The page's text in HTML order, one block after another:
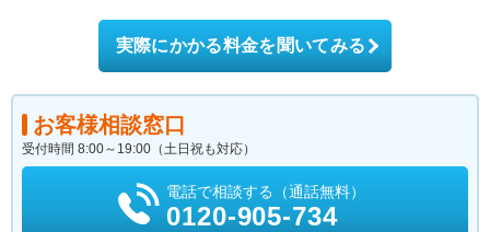
実際にかかる料金を聞いてみる
お客様相談窓口
受付時間 8:00～19:00（土日祝も対応）
電話で相談する（通話無料）
0120-905-734